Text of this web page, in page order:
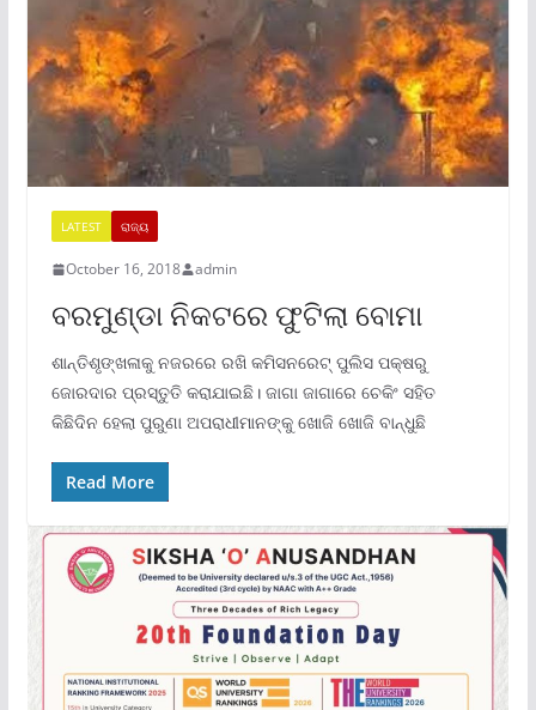
LATEST ରାଜ୍ୟ
October 16, 2018 admin
ବରମୁଣ୍ଡା ନିକଟରେ ଫୁଟିଲା ବୋମା
ଶାନ୍ତିଶୃଙ୍ଖଳାକୁ ନଜରରେ ରଖି କମିସନରେଟ୍ ପୁଲିସ ପକ୍ଷରୁ
ଜୋରଦାର ପ୍ରସ୍ତୁତି କରାଯାଇଛି। ଜାଗା ଜାଗାରେ ଚେକିଂ ସହିତ
କିଛିଦିନ ହେଲା ପୁରୁଣା ଅପରାଧୀମାନଙ୍କୁ ଖୋଜି ଖୋଜି ବାନ୍ଧୁଛି
Read More